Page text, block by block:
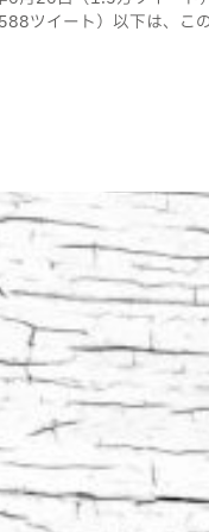
ツイート）以下は、こ